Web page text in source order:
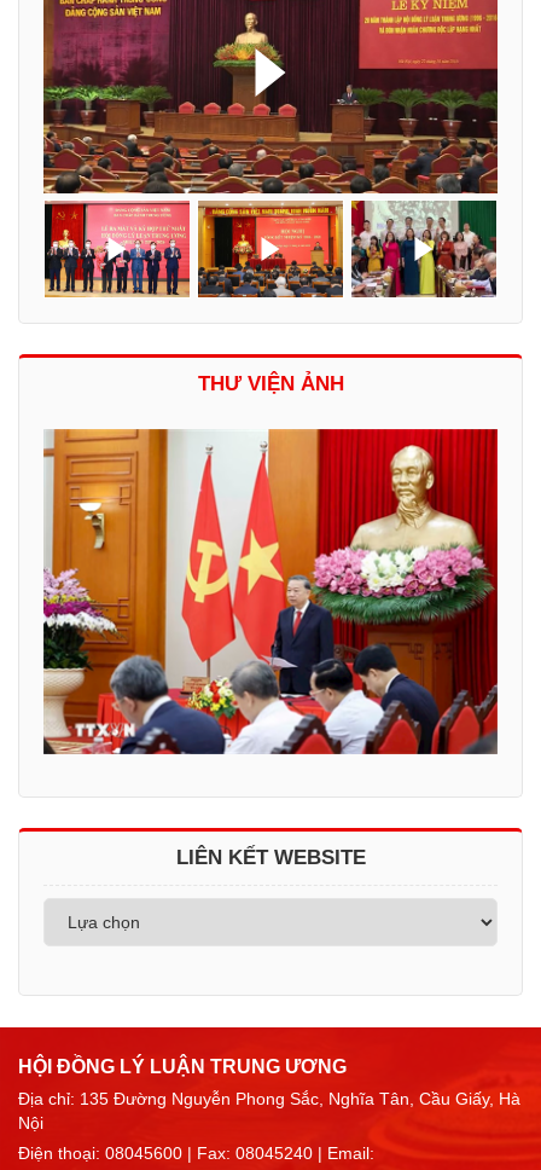
THƯ VIỆN ẢNH
LIÊN KẾT WEBSITE
HỘI ĐỒNG LÝ LUẬN TRUNG ƯƠNG
Địa chỉ: 135 Đường Nguyễn Phong Sắc, Nghĩa Tân, Cầu Giấy, Hà
Nội
Điện thoại: 08045600 | Fax: 08045240 | Email: